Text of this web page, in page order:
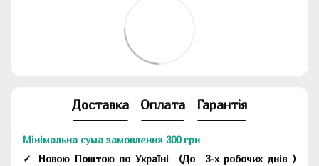
Доставка Оплата Гарантія
Мінімальна сума замовлення 300 грн
✓ Новою Поштою по Україні (До 3-х робочих днів )